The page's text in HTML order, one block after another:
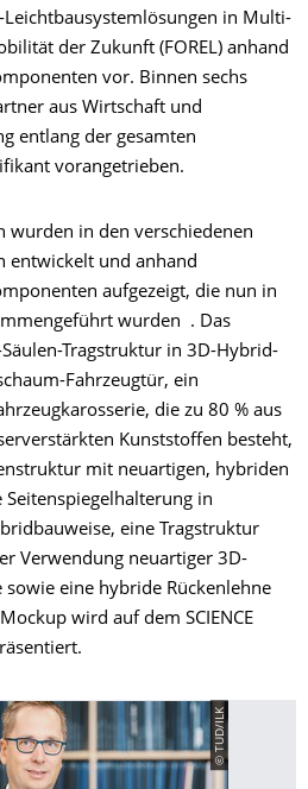
in Multi-
der Zukunft (FOREL) anhand
vor. Binnen sechs
aus Wirtschaft und
entlang der gesamten
vorangetrieben.
wurden in den verschiedenen
entwickelt und anhand
aufgezeigt, die nun in
wurden . Das
Tragstruktur in 3D-Hybrid-
Fahrzeugtür, ein
die zu 80 % aus
Kunststoffen besteht,
mit neuartigen, hybriden
in
eine Tragstruktur
Verwendung neuartiger 3D-
sowie eine hybride Rückenlehne
wird auf dem SCIENCE
© TUD/ILK